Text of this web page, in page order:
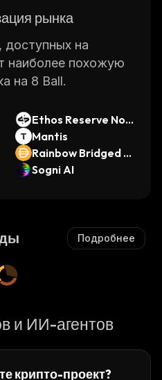
рынка
доступных на
наиболее похожую
на 8 Ball.
Ethos Reserve Not
e
Mantis
Rainbow Bridged D
AI (Near Protocol)
Sogni AI
Подробнее
и ИИ-агентов
крипто-проект?